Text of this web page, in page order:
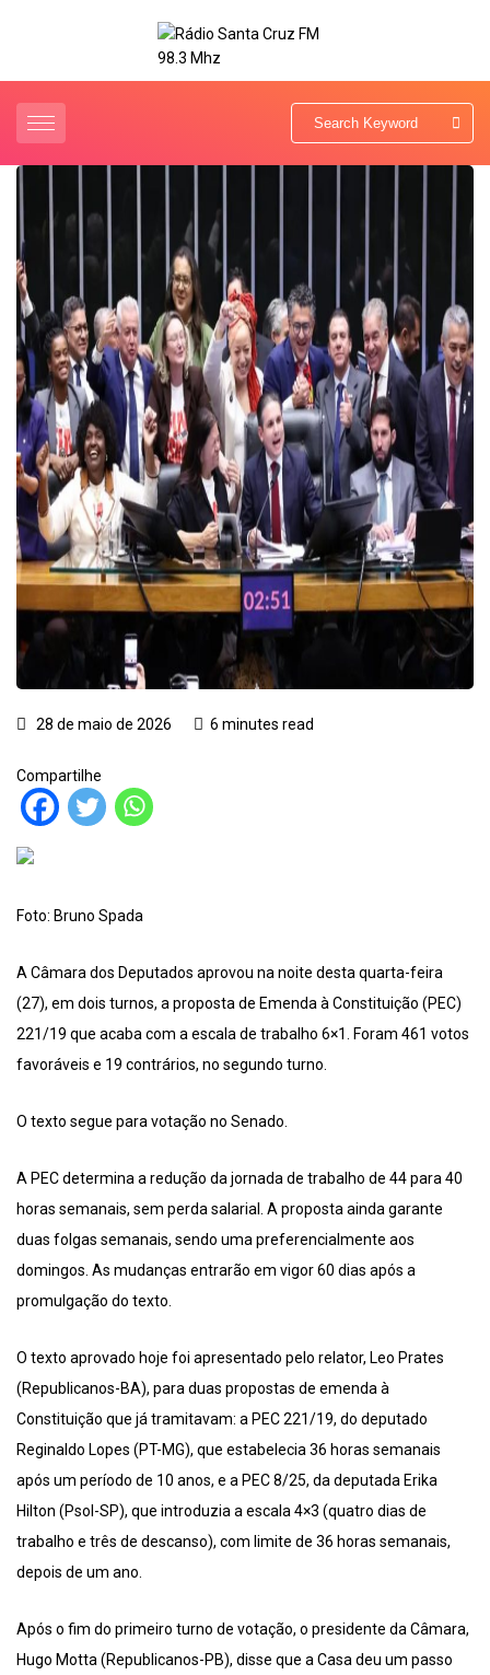
28 de maio de 2026 6 minutes read
Compartilhe
Foto: Bruno Spada
A Câmara dos Deputados aprovou na noite desta quarta-feira
(27), em dois turnos, a proposta de Emenda à Constituição (PEC)
221/19 que acaba com a escala de trabalho 6×1. Foram 461 votos
favoráveis e 19 contrários, no segundo turno.
O texto segue para votação no Senado.
A PEC determina a redução da jornada de trabalho de 44 para 40
horas semanais, sem perda salarial. A proposta ainda garante
duas folgas semanais, sendo uma preferencialmente aos
domingos. As mudanças entrarão em vigor 60 dias após a
promulgação do texto.
O texto aprovado hoje foi apresentado pelo relator, Leo Prates
(Republicanos-BA), para duas propostas de emenda à
Constituição que já tramitavam: a PEC 221/19, do deputado
Reginaldo Lopes (PT-MG), que estabelecia 36 horas semanais
após um período de 10 anos, e a PEC 8/25, da deputada Erika
Hilton (Psol-SP), que introduzia a escala 4×3 (quatro dias de
trabalho e três de descanso), com limite de 36 horas semanais,
depois de um ano.
Após o fim do primeiro turno de votação, o presidente da Câmara,
Hugo Motta (Republicanos-PB), disse que a Casa deu um passo